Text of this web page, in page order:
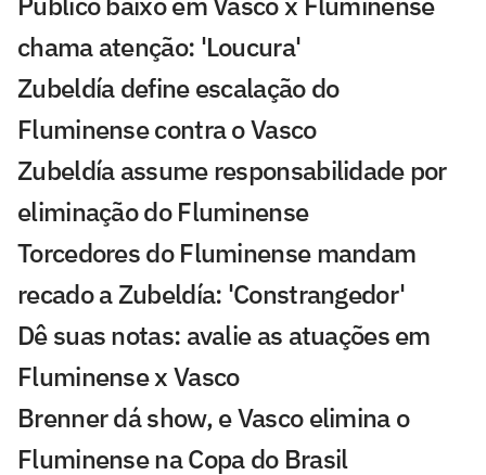
chama atenção: 'Loucura'
Zubeldía define escalação do
Fluminense contra o Vasco
Zubeldía assume responsabilidade por
eliminação do Fluminense
Torcedores do Fluminense mandam
recado a Zubeldía: 'Constrangedor'
Dê suas notas: avalie as atuações em
Fluminense x Vasco
Brenner dá show, e Vasco elimina o
Fluminense na Copa do Brasil